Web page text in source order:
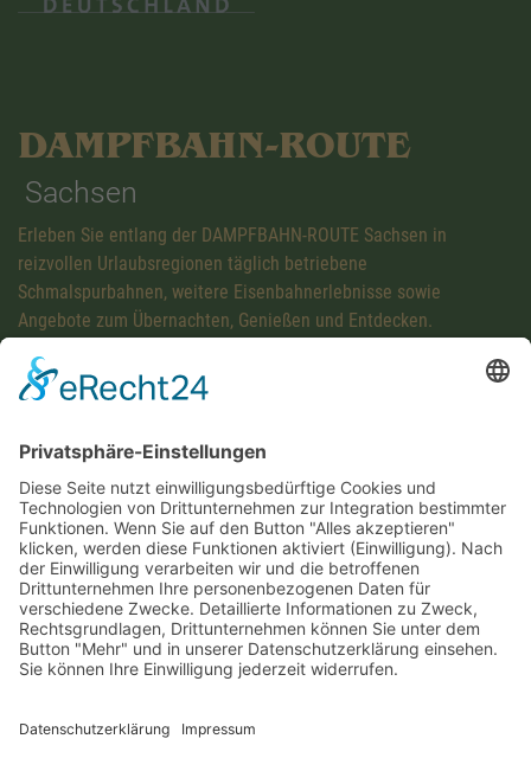
DAMPFBAHN-ROUTE
Sachsen
Erleben Sie entlang der DAMPFBAHN-ROUTE Sachsen in
reizvollen Urlaubsregionen täglich betriebene
Schmalspurbahnen, weitere Eisenbahnerlebnisse sowie
Angebote zum Übernachten, Genießen und Entdecken.